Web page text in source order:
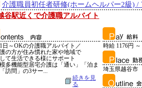
介護職員初任者研修(ホームヘルパー2級) /
谷駅近くで介護職アルバイト
日～OKの介護職アルバイト／
の方が住み慣れた家や地域で
て生活できる様にサポート
多機能型居宅介護は「通い」「泊ま
訪問」の3サー...
続きを見
る
時給 1176円 ～
埼玉県越谷市